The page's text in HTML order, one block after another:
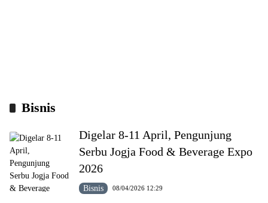
Bisnis
Digelar 8-11 April, Pengunjung
Serbu Jogja Food & Beverage Expo
2026
Bisnis 08/04/2026 12:29